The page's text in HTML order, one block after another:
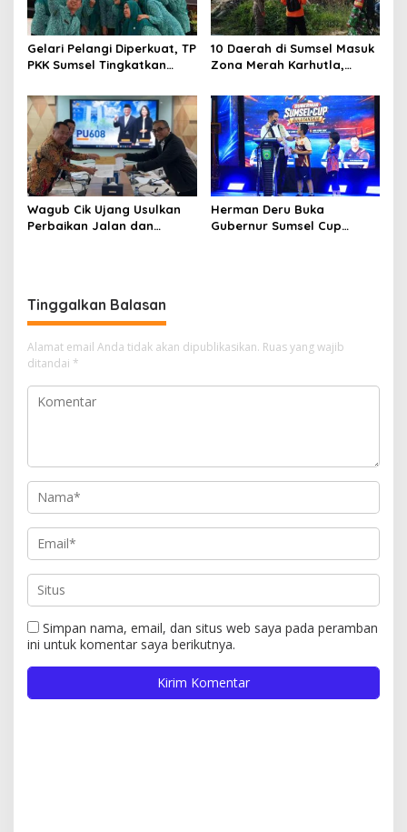
Gelari Pelangi Diperkuat, TP
PKK Sumsel Tingkatkan
Wujudkan Keluarga
Tangguh
10 Daerah di Sumsel Masuk
Zona Merah Karhutla,
Kejadian Terbanyak
Wagub Cik Ujang Usulkan
Perbaikan Jalan dan
Herman Deru Buka
Gubernur Sumsel Cup
Tinggalkan Balasan
Alamat email Anda tidak akan dipublikasikan. Ruas yang wajib
ditandai *
Simpan nama, email, dan situs web saya pada peramban
ini untuk komentar saya berikutnya.